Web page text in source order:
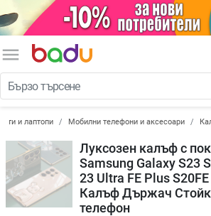
menu
и лаптопи Мобилни телефони и аксесоари
Луксозен калъф с
Samsung Galaxy S23
23 Ultra FE Plus
Калъф Държач
телефон